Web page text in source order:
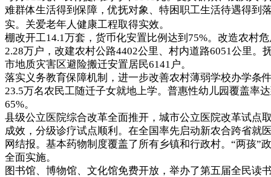
难群体生活得到保障，优抚对象、特困职工生活待遇得到
实。关爱老年人健康工程取得实效。
棚改开工14.1万套，货币化安置比例达到75%。改造农村
2.28万户，改建农村公路4402公里、村内道路6051公里。
市地质灾害区避险搬迁安置居民6141户。
落实义务教育保障机制，进一步改善农村薄弱学校办学条
23.5万名农民工随迁子女就地上学。普惠性幼儿园覆盖率
65%。
县级公立医院综合改革全面推开，城市公立医院改革试点
成效，分级诊疗试点顺利。在全国率先启动新农合跨省就
网结报。基本药物制度覆盖了所有乡镇和行政村。“两孩”
全面实施。
图书馆、博物馆、文化馆免费开放，举办了第五届全民读